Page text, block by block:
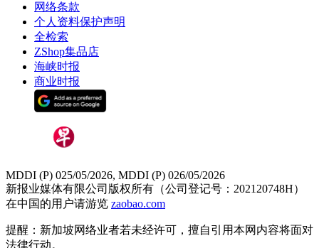
网络条款
个人资料保护声明
全检索
ZShop集品店
海峡时报
商业时报
MDDI (P) 025/05/2026, MDDI (P) 026/05/2026
新报业媒体有限公司版权所有（公司登记号：202120748H）
在中国的用户请游览 zaobao.com
提醒：新加坡网络业者若未经许可，擅自引用本网内容将面对
法律行动。